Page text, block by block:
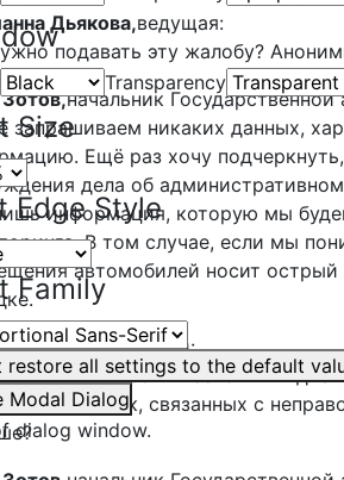
Transparency
Size
Edge Style
Family
restore all settings to the default
Modal Dialog
dialog window.
Дьякова,ведущая:
подавать эту жалобу?
начальник
запрашиваем никаких данных,
Ещё раз хочу
дела об
информация, которую мы
В том случае, если мы
автомобилей носит
Спичка,ведущий:
работы нескольких
этих точек, связанных с